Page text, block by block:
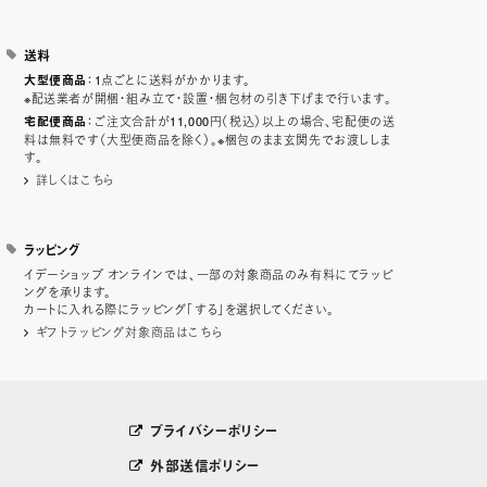
送料
大型便商品 ：1点ごとに送料がかかります。
※配送業者が開梱・組み立て・設置・梱包材の引き下げまで行います。
宅配便商品 ：ご注文合計が11,000円（税込）以上の場合、宅配便の送
料は無料です（大型便商品を除く）。※梱包のまま玄関先でお渡ししま
す。
詳しくはこちら
ラッピング
イデーショップ オンラインでは、一部の対象商品のみ有料にてラッピ
ングを承ります。
カートに入れる際にラッピング「する」を選択してください。
ギフトラッピング対象商品はこちら
プライバシーポリシー
外部送信ポリシー